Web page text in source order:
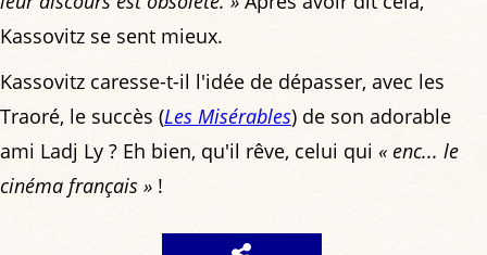
Kassovitz se sent mieux.
Kassovitz caresse-t-il l'idée de dépasser, avec les
Traoré, le succès (Les Misérables) de son adorable
ami Ladj Ly ? Eh bien, qu'il rêve, celui qui « enc... le
cinéma français » !